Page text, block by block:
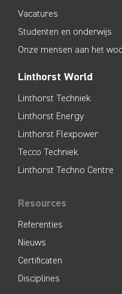
Vacatures
Studenten en onderwijs
Onze mensen aan het
Linthorst World
Linthorst Techniek
Linthorst Energy
Linthorst Flexpower
Tecco Techniek
Linthorst Techno Centre
Resources
Referenties
Nieuws
Certificaten
Disciplines